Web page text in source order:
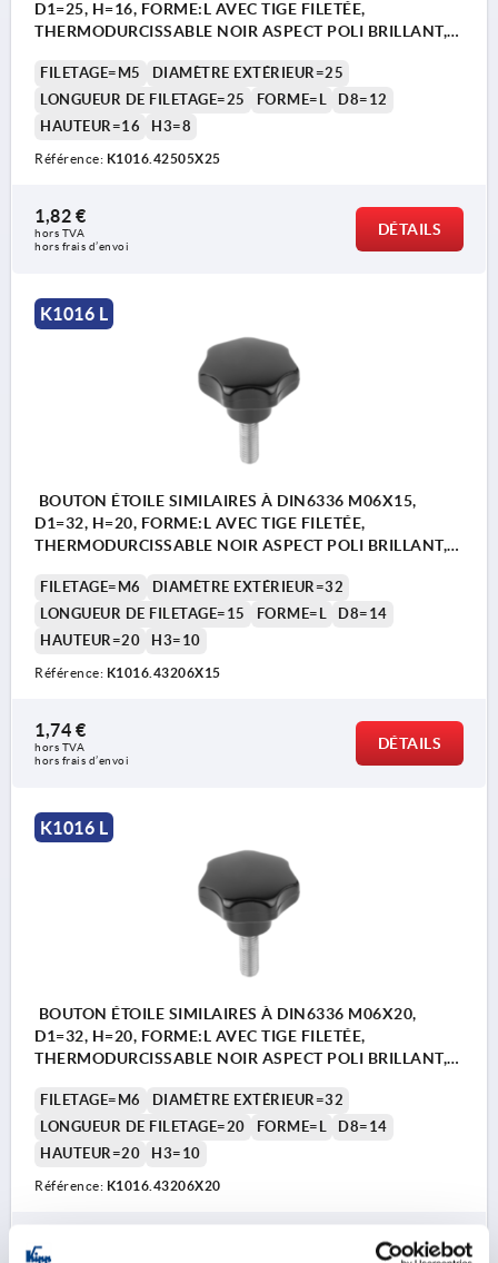
D1=25, H=16, FORME:L AVEC TIGE FILETÉE,
THERMODURCISSABLE NOIR ASPECT POLI BRILLANT,
FILETAGE=M5
DIAMÈTRE EXTÉRIEUR=25
LONGUEUR DE FILETAGE=25
FORME=L
D8=12
HAUTEUR=16
H3=8
Référence: K1016.42505X25
1,82 €
hors TVA
hors frais d’envoi
DÉTAILS
K1016 L
BOUTON ÉTOILE SIMILAIRES À DIN6336 M06X15,
D1=32, H=20, FORME:L AVEC TIGE FILETÉE,
THERMODURCISSABLE NOIR ASPECT POLI BRILLANT,
FILETAGE=M6
DIAMÈTRE EXTÉRIEUR=32
LONGUEUR DE FILETAGE=15
FORME=L
D8=14
HAUTEUR=20
H3=10
Référence: K1016.43206X15
1,74 €
hors TVA
hors frais d’envoi
DÉTAILS
K1016 L
BOUTON ÉTOILE SIMILAIRES À DIN6336 M06X20,
D1=32, H=20, FORME:L AVEC TIGE FILETÉE,
THERMODURCISSABLE NOIR ASPECT POLI BRILLANT,
FILETAGE=M6
DIAMÈTRE EXTÉRIEUR=32
LONGUEUR DE FILETAGE=20
FORME=L
D8=14
HAUTEUR=20
H3=10
Référence: K1016.43206X20
1,80 €
hors TVA
DÉTAILS